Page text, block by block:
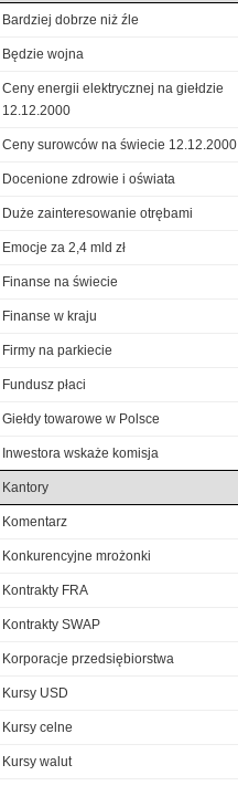
Bardziej dobrze niż źle
Będzie wojna
Ceny energii elektrycznej na giełdzie
12.12.2000
Ceny surowców na świecie 12.12.2000
Docenione zdrowie i oświata
Duże zainteresowanie otrębami
Emocje za 2,4 mld zł
Finanse na świecie
Finanse w kraju
Firmy na parkiecie
Fundusz płaci
Giełdy towarowe w Polsce
Inwestora wskaże komisja
Kantory
Komentarz
Konkurencyjne mrożonki
Kontrakty FRA
Kontrakty SWAP
Korporacje przedsiębiorstwa
Kursy USD
Kursy celne
Kursy walut